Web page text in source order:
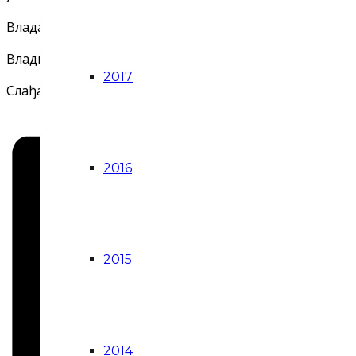
2017
2016
2015
2014
Владан Таталовић, Православни богословски
Владимир Коларић, Завод за проучавање културног
Слађана Илић, главна уредница часописа